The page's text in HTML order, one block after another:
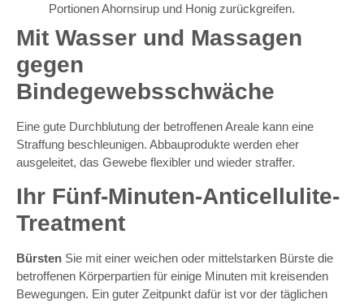
Portionen Ahornsirup und Honig zurückgreifen.
Mit Wasser und Massagen
gegen
Bindegewebsschwäche
Eine gute Durchblutung der betroffenen Areale kann eine
Straffung beschleunigen. Abbauprodukte werden eher
ausgeleitet, das Gewebe flexibler und wieder straffer.
Ihr Fünf-Minuten-Anticellulite-
Treatment
Bürsten Sie mit einer weichen oder mittelstarken Bürste die
betroffenen Körperpartien für einige Minuten mit kreisenden
Bewegungen. Ein guter Zeitpunkt dafür ist vor der täglichen